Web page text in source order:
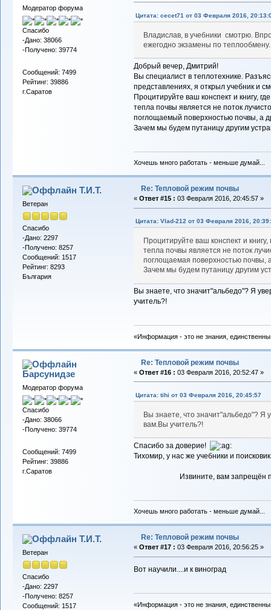
Модератор форума
Спасибо
-Дано: 38066
-Получено: 39774
Сообщений: 7499
Рейтинг: 39886
г.Саратов
Цитата: cecet71 от 03 Февраля 2016,
Владислав, в учебники смотрю.
ежегодно экзамены по
Добрый вечер, Дмитрий!
Вы специалист в теплотехнике.
представлениях, я открыл учебник и
Процитируйте ваш конспект и книгу,
тепла почвы является не поток
поглощаемый поверхностью почвы, а
Зачем мы будем путаницу другим
Хочешь много работать - меньше думай...
Т.И.Т.
Ветеран
Спасибо
-Дано: 2297
-Получено: 8257
Сообщений: 1517
Рейтинг: 8293
България
Re: Тепловой режим почвы
« Ответ #15 : 03 Февраля 2016, 20:45:57 »
Цитата: Vlad-212 от 03 Февраля 2016,
Процитируйте ваш конспект и
тепла почвы является не поток
поглощаемая поверхностью почвы,
Зачем мы будем путаницу другим
Вы знаете, что значит"альбедо"? Я
учитель?!
«Информация - это не знания,
Барсунидзе
Модератор форума
Спасибо
-Дано: 38066
-Получено: 39774
Сообщений: 7499
Рейтинг: 39886
г.Саратов
Re: Тепловой режим почвы
« Ответ #16 : 03 Февраля 2016, 20:52:47 »
Цитата: tihi от 03 Февраля 2016, 20:45:57
Вы знаете, что значит"альбедо"? Я
вам.Вы учитель?!
Спасибо за доверие!
Тихомир, у нас же учебники и
Извините, вам запрещён
Хочешь много работать - меньше думай...
Т.И.Т.
Ветеран
Спасибо
-Дано: 2297
-Получено: 8257
Сообщений: 1517
Re: Тепловой режим почвы
« Ответ #17 : 03 Февраля 2016, 20:56:25 »
Вот научили....и к виноград
«Информация - это не знания,